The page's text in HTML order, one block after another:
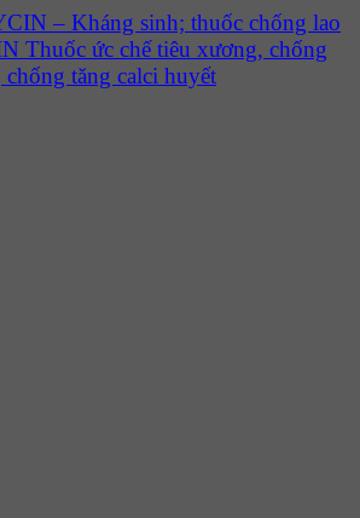
– Kháng sinh; thuốc chống lao
Thuốc ức chế tiêu xương, chống
tăng calci huyết